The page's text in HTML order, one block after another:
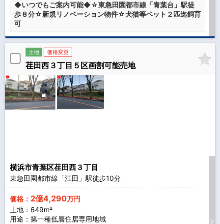
◆いつでもご案内可能◆☆東急田園都市線「青葉台」駅徒
歩８分☆新規リノベーション物件☆犬猫等ペット２匹迄飼育
可
土地 価格変更
荏田西３丁目５区画割可能売地
横浜市青葉区荏田西３丁目
東急田園都市線「江田」駅徒歩10分
価格： 2億4,290万円
土地：649m²
用途：第一種低層住居専用地域